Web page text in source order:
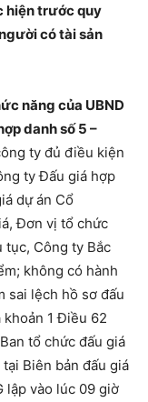
hiện trước quy
có tài sản
năng của UBND
danh số 5 –
ty đủ điều kiện
ty Đấu giá hợp
dự án Cổ
Đơn vị tổ chức
Công ty Bắc
không có hành
sai lệch hồ sơ đấu
1 Điều 62
tổ chức đấu giá
Biên bản đấu giá
lập vào lúc 09 giờ